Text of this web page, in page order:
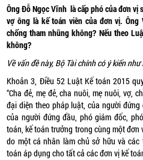
Ông Đỗ Ngọc Vĩnh là cấp phó của đơn
vợ ông là kế toán viên của đơn vị.
chống tham nhũng không? Nếu theo
không?
Về vấn đề này, Bộ Tài chính có ý kiến như
Khoản 3, Điều 52 Luật Kế toán 2015
“Cha đẻ, mẹ đẻ, cha nuôi, mẹ nuôi, vợ,
đại diện theo pháp luật, của người
của người đứng đầu, phó giám đốc,
toán, kế toán trưởng trong cùng một
do một cá nhân làm chủ sở hữu và
toán áp dụng cho tất cả các đơn vị kế